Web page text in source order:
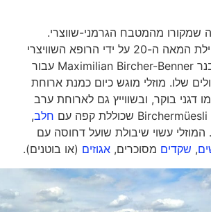
מהמטבח הגרמני-שווצרי.
המאכל פותח בתחילת המאה ה-20 על ידי הרופא השוויצרי
מקסימיליאן ביכר-בנר Maximilian Bircher-Benner עבור
שלו. מוזלי מוגש כיום כמנת ארוחת
בוקר, ובשווייץ גם לארוחת ערב
חלב,
עשוי שיבולת שועל דחוסה עם
,שקדיםמסוכרים,אגוזים(או בוטנים).